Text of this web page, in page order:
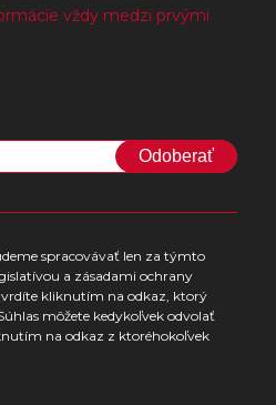
vždy medzi prvými
Odoberať
spracovávať len za týmto
a zásadami ochrany
kliknutím na odkaz, ktorý
môžete kedykoľvek odvolať
na odkaz z ktoréhokoľvek